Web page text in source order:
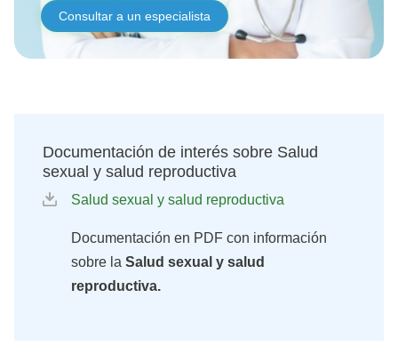
Consultar a un especialista
Documentación de interés sobre Salud
sexual y salud reproductiva
Salud sexual y salud reproductiva
Documentación en PDF con información
sobre la Salud sexual y salud
reproductiva.